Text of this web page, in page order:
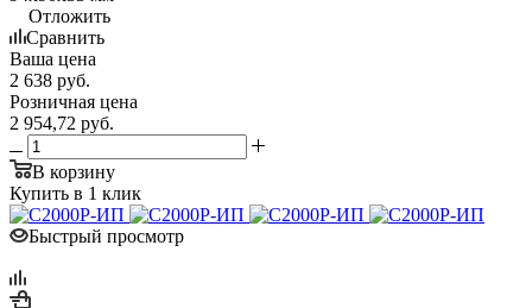
Отложить
Сравнить
Ваша цена
2 638 руб.
Розничная цена
2 954,72 руб.
В корзину
Купить в 1 клик
Быстрый просмотр